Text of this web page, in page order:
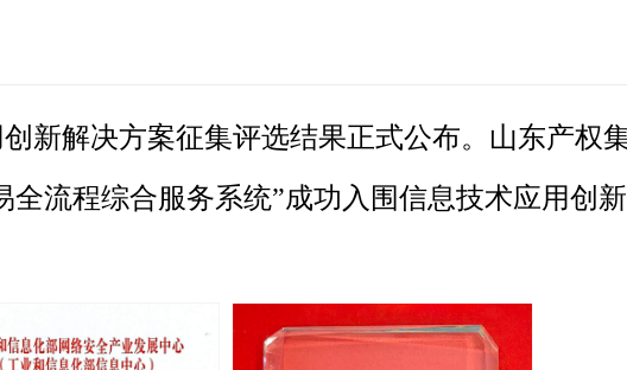
新解决方案征集评选结果正式公布。山东产权
全流程综合服务系统”成功入围信息技术应用创